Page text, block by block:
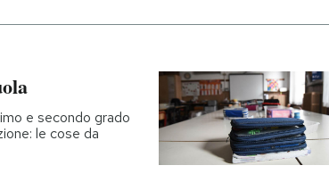
e secondo grado
le cose da